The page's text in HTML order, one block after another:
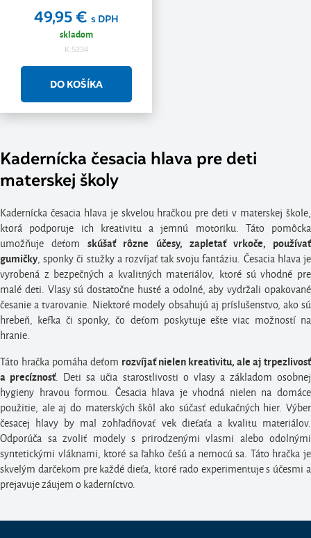
49,95 € s DPH
skladom
K.5234
Kadernícka česacia hlava pre deti
materskej školy
Kadernícka česacia hlava je skvelou hračkou pre deti v materskej škole,
ktorá podporuje ich kreativitu a jemnú motoriku. Táto pomôcka
umožňuje deťomskúšať rôzne účesy, zapletať vrkoče, používať
gumičky, sponky či stužky a rozvíjať tak svoju fantáziu. Česacia hlava je
vyrobená z bezpečných a kvalitných materiálov, ktoré sú vhodné pre
malé deti. Vlasy sú dostatočne husté a odolné, aby vydržali opakované
česanie a tvarovanie. Niektoré modely obsahujú aj príslušenstvo, ako sú
hrebeň, kefka či sponky, čo deťom poskytuje ešte viac možností na
hranie.
Táto hračka pomáha deťom rozvíjať nielen kreativitu, ale aj trpezlivosť
a precíznosť. Deti sa učia starostlivosti o vlasy a základom osobnej
hygieny hravou formou. Česacia hlava je vhodná nielen na domáce
použitie, ale aj do materských škôl ako súčasť edukačných hier. Výber
česacej hlavy by mal zohľadňovať vek dieťaťa a kvalitu materiálov.
Odporúča sa zvoliť modely s prirodzenými vlasmi alebo odolnými
syntetickými vláknami, ktoré sa ľahko češú a nemocú sa. Táto hračka je
skvelým darčekom pre každé dieťa, ktoré rado experimentuje s účesmi a
prejavuje záujem o kaderníctvo.